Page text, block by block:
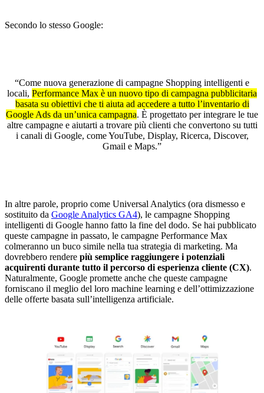
Secondo lo stesso Google:
“Come nuova generazione di campagne Shopping intelligenti e
locali, Performance Max è un nuovo tipo di campagna pubblicitaria
basata su obiettivi che ti aiuta ad accedere a tutto l’inventario di
Google Ads da un’unica campagna. È progettato per integrare le tue
altre campagne e aiutarti a trovare più clienti che convertono su tutti
i canali di Google, come YouTube, Display, Ricerca, Discover,
Gmail e Maps.”
In altre parole, proprio come Universal Analytics (ora dismesso e
sostituito da Google Analytics GA4), le campagne Shopping
intelligenti di Google hanno fatto la fine del dodo. Se hai pubblicato
queste campagne in passato, le campagne Performance Max
colmeranno un buco simile nella tua strategia di marketing. Ma
dovrebbero rendere più semplice raggiungere i potenziali
acquirenti durante tutto il percorso di esperienza cliente (CX).
Naturalmente, Google promette anche che queste campagne
forniscano il meglio del loro machine learning e dell’ottimizzazione
delle offerte basata sull’intelligenza artificiale.